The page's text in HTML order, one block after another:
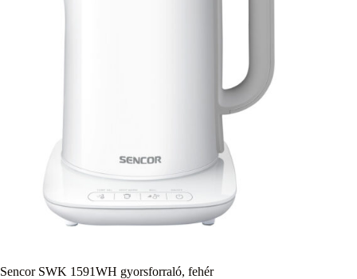
Sencor SWK 1591WH gyorsforraló, fehér